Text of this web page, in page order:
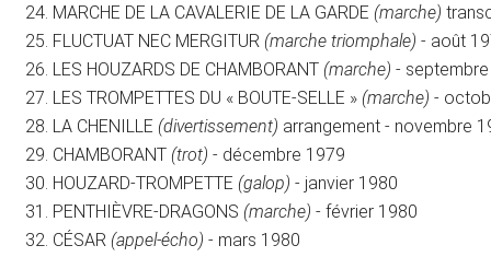
MARCHE DE LA CAVALERIE DE LA GARDE (marche)
FLUCTUAT NEC MERGITUR (marche triomphale) - août
LES HOUZARDS DE CHAMBORANT (marche) -
LES TROMPETTES DU « BOUTE-SELLE » (marche) -
LA CHENILLE (divertissement) arrangement - novembre
CHAMBORANT (trot) - décembre 1979
HOUZARD-TROMPETTE (galop) - janvier 1980
PENTHIÈVRE-DRAGONS (marche) - février 1980
CÉSAR (appel-écho) - mars 1980